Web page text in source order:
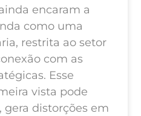
encaram a
como uma
restrita ao setor
com as
Esse
vista pode
gera distorções em